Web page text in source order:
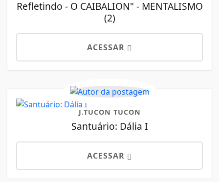
Refletindo - O CAIBALION" - MENTALISMO
(2)
ACESSAR
J.TUCON TUCON
Santuário: Dália I
ACESSAR